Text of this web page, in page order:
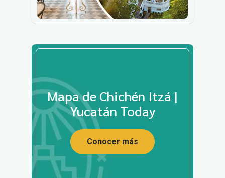
Mapa de Chichén Itzá |
Yucatán Today
Conocer más